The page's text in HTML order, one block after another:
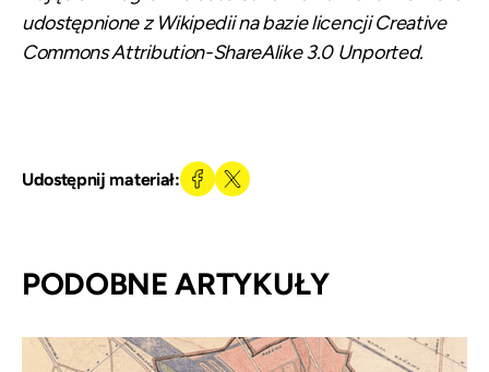
udostępnione zWikipediina bazie licencji Creative
Commons Attribution-ShareAlike 3.0 Unported.
Udostępnij materiał:
PODOBNE ARTYKUŁY